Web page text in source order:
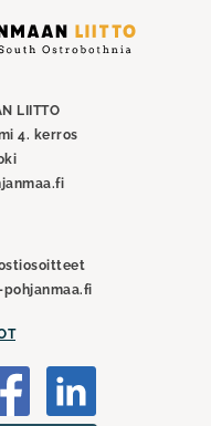
LIITTO
4. kerros